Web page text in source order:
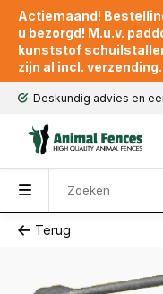
Actiemaand!
u bezorgd! M.u.v.
kunststof
zijn al incl. verzending.
Deskundig advies en
Terug